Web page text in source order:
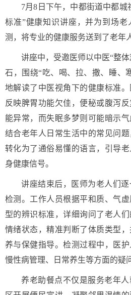
7月8日下午，中都街道中都城
标准”健康知识讲座，并为到场
测，将专业的健康服务送到了老年
讲座中，受邀医师以中医“整
石，围绕“吃、喝、拉、撒、睡、
地解读了中医视角下的健康标准
反映脾胃功能欠佳，便秘或腹泻
能异常，而失眠多梦则可能暗示
结合老年人日常生活中的常见问
转化为了通俗易懂的语言，引导
身健康信号。
讲座结束后，医师为老人们
检测。工作人员根据平和质、气
型的辨识标准，详细询问了老人
情绪状态，精准判断了体质类型
养与保健指导。检测过程中，医
慢性病管理、日常养生等方面的疑
养老助餐点不仅是服务老年